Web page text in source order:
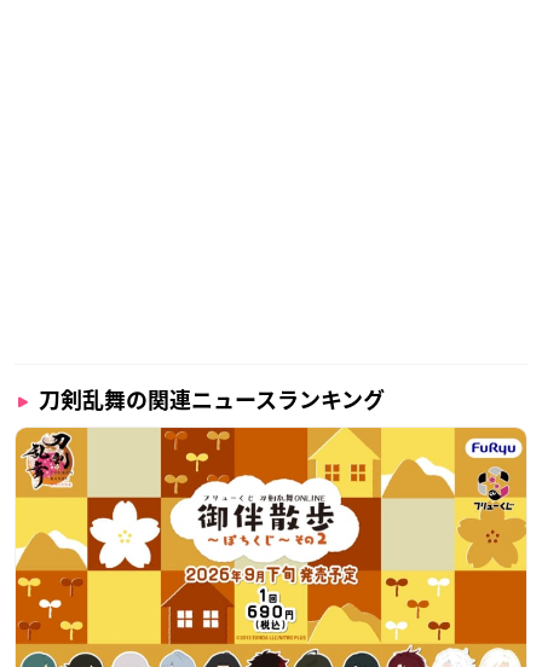
刀剣乱舞の関連ニュースランキング